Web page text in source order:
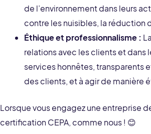
de l’environnement dans leurs
contre les nuisibles, la réduction
Éthique et professionnalisme :
relations avec les clients et
services honnêtes, transparents
des clients, et à agir de manière
Lorsque vous engagez une entreprise
certification CEPA, comme nous ! 😊